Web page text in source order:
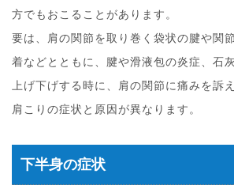
方でもおこることがあります。
要は、肩の関節を取り巻く袋状の腱や関
着などとともに、腱や滑液包の炎症、石
上げ下げする時に、肩の関節に痛みを訴
肩こりの症状と原因が異なります。
下半身の症状